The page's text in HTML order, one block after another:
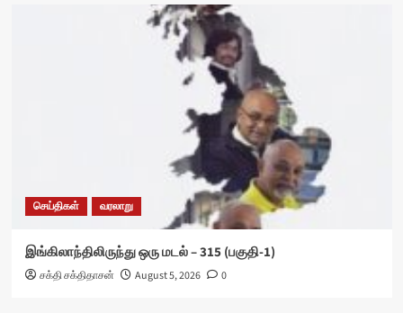
செய்திகள் வரலாறு
இங்கிலாந்திலிருந்து ஒரு மடல் – 315 (பகுதி-1)
சக்தி சக்திதாசன் August 5, 2026 0